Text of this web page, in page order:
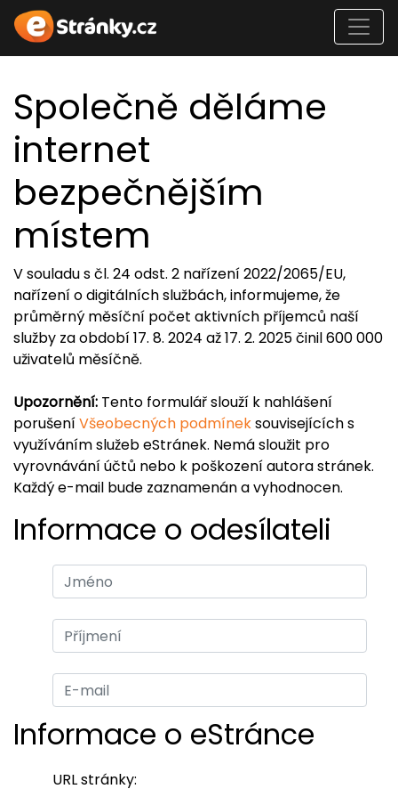
Společně děláme
internet
bezpečnějším
místem
V souladu s čl. 24 odst. 2 nařízení 2022/2065/EU,
nařízení o digitálních službách, informujeme, že
průměrný měsíční počet aktivních příjemců naší
služby za období 17. 8. 2024 až 17. 2. 2025 činil 600 000
uživatelů měsíčně.
Upozornění: Tento formulář slouží k nahlášení
porušeníVšeobecných podmíneksouvisejících s
využíváním služeb eStránek. Nemá sloužit pro
vyrovnávání účtů nebo k poškození autora stránek.
Každý e-mail bude zaznamenán a vyhodnocen.
Informace o odesílateli
Informace o eStránce
URL stránky: